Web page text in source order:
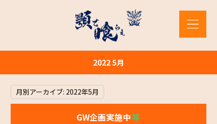
2022 5月
月別アーカイブ: 2022年5月
GW企画実施中